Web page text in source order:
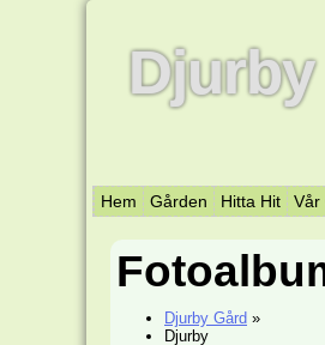
Hem Gården Hitta Hit Vår
Djurby Gård »
Djurby